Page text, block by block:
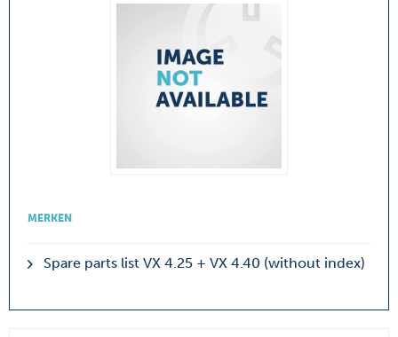
MERKEN
Spare parts list VX 4.25 + VX 4.40 (without index)